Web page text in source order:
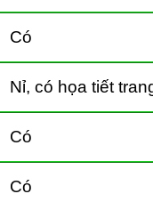
Có
Nỉ, có họa tiết
Có
Có